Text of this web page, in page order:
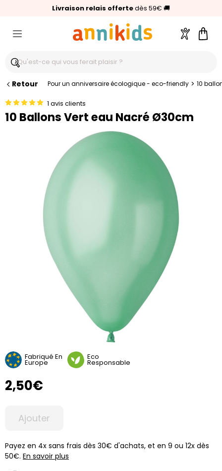
Livraison relais offertedès 59€ 🚚
🥇Palmarès Capital 2025 :Annikids N°1
⭐⭐⭐⭐⭐4,6/5(24 000 avis clients)
Compte
Retour Pour un anniversaire écologique - eco-friendly > 10
1 avis clients
10 Ballons Vert eau Nacré Ø30cm
Fabriqué En
Europe
Eco
Responsable
2,50€
Ajouter
Payez en 4x sans frais dès 30€ d'achats, et en 9 ou 12x dès
50€. En savoir plus